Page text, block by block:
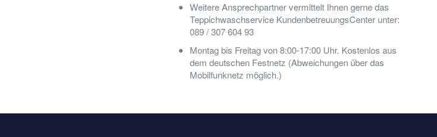
Weitere Ansprechpartner vermittelt Ihnen gerne das
Teppichwaschservice KundenbetreuungsCenter unter:
089 / 307 604 93
Montag bis Freitag von 8:00-17:00 Uhr. Kostenlos aus
dem deutschen Festnetz (Abweichungen über das
Mobilfunknetz möglich.)